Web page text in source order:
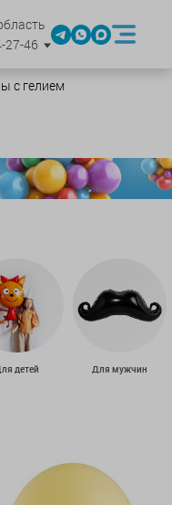
27-46
с гелием
детей Для мужчин